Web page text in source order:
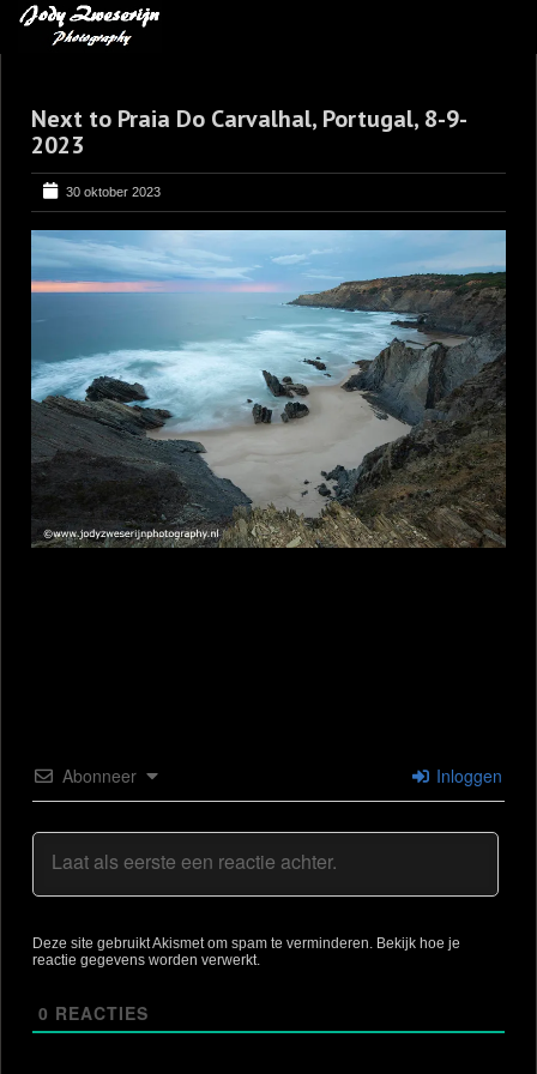
BLOG
BENCE MATE FOTOHUTTEN
OVER MIJ
CONTACT
Next to Praia Do Carvalhal, Portugal, 8-9-
2023
30 oktober 2023
Abonneer Inloggen
Deze site gebruikt Akismet om spam te verminderen. Bekijk hoe je
reactie gegevens worden verwerkt
0 REACTIES